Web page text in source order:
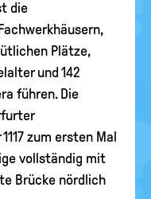
die
Plätze,
und 142
führen. Die
zum ersten Mal
vollständig mit
Brücke nördlich